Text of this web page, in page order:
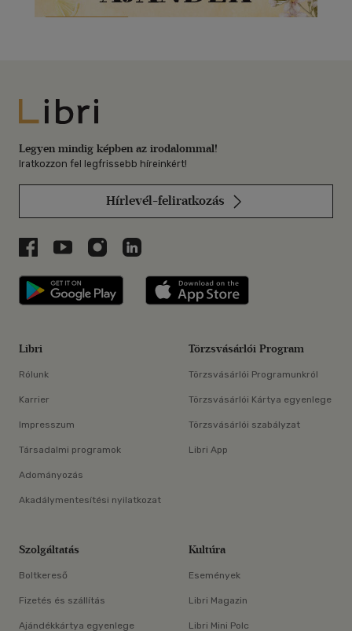
Libri
Legyen mindig képben az irodalommal!
Iratkozzon fel legfrissebb híreinkért!
Hírlevél-feliratkozás
Libri a Facebookon
Libri a Youtube-on
Libri az Instagramon
Libri a LinkedInen
Libri applikáció Szerezd meg: Google
Libri
Rólunk
Karrier
Impresszum
Társadalmi programok
Adományozás
Akadálymentesítési nyilatkozat
Törzsvásárlói Program
Törzsvásárlói Programunkról
Törzsvásárlói Kártya egyenlege
Törzsvásárlói szabályzat
Libri App
Szolgáltatás
Boltkereső
Fizetés és szállítás
Ajándékkártya egyenlege
Kultúra
Események
Libri Magazin
Libri Mini Polc